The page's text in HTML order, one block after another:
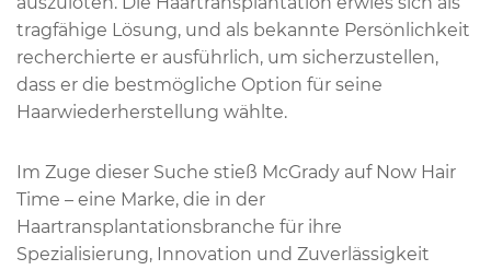
tragfähige Lösung, und als bekannte Persönlichkeit
recherchierte er ausführlich, um sicherzustellen,
dass er die bestmögliche Option für seine
Haarwiederherstellung wählte.
Im Zuge dieser Suche stieß McGrady auf Now Hair
Time – eine Marke, die in der
Haartransplantationsbranche für ihre
Spezialisierung, Innovation und Zuverlässigkeit